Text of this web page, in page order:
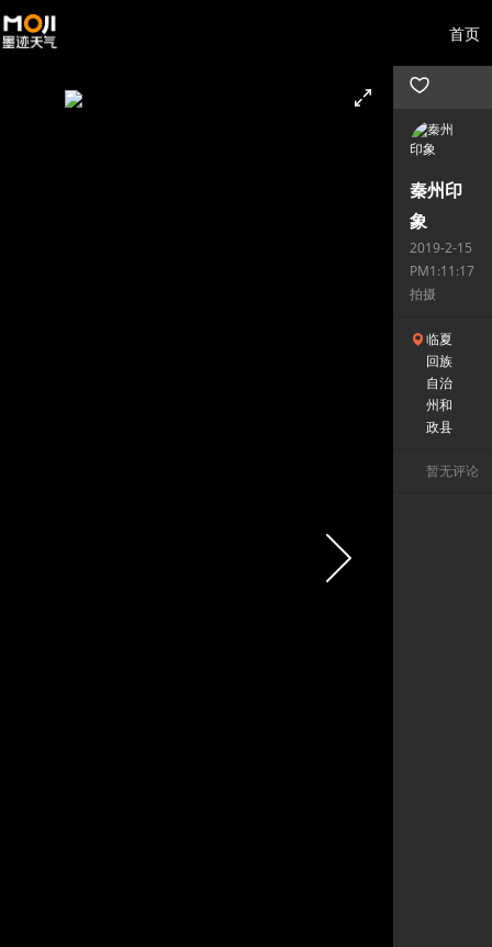
首页
秦州印
象
2019-2-15
PM1:11:17
拍摄
临夏
回族
自治
州和
政县
暂无评论